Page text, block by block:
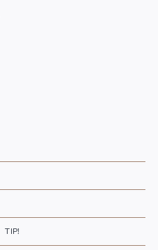
TIP!